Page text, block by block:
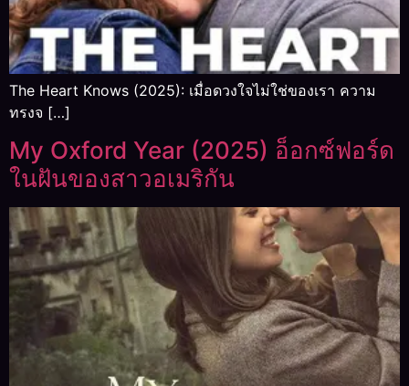
The Heart Knows (2025): เมื่อดวงใจไม่ใช่ของเรา ความ
ทรงจ […]
My Oxford Year (2025) อ็อกซ์ฟอร์ด
ในฝันของสาวอเมริกัน